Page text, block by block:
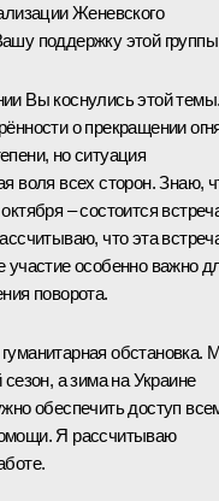
Женевского
поддержку этой
Вы коснулись этой
о прекращении
но ситуация
воля всех сторон. Знаю,
– состоится
что эта
участие особенно важно
поворота.
обстановка.
а зима на Украине
обеспечить доступ
Я рассчитываю